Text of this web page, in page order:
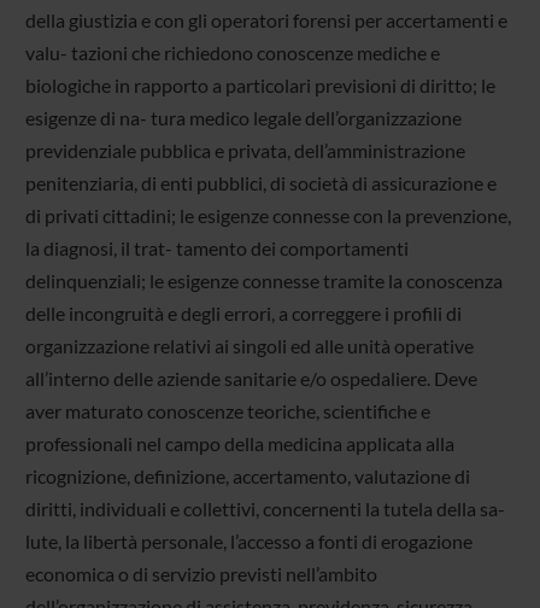
della giustizia e con gli operatori forensi per accertamenti e
valu- tazioni che richiedono conoscenze mediche e
biologiche in rapporto a particolari previsioni di diritto; le
esigenze di na- tura medico legale dell’organizzazione
previdenziale pubblica e privata, dell’amministrazione
penitenziaria, di enti pubblici, di società di assicurazione e
di privati cittadini; le esigenze connesse con la prevenzione,
la diagnosi, il trat- tamento dei comportamenti
delinquenziali; le esigenze connesse tramite la conoscenza
delle incongruità e degli errori, a correggere i profili di
organizzazione relativi ai singoli ed alle unità operative
all’interno delle aziende sanitarie e/o ospedaliere. Deve
aver maturato conoscenze teoriche, scientifiche e
professionali nel campo della medicina applicata alla
ricognizione, definizione, accertamento, valutazione di
diritti, individuali e collettivi, concernenti la tutela della sa-
lute, la libertà personale, l’accesso a fonti di erogazione
economica o di servizio previsti nell’ambito